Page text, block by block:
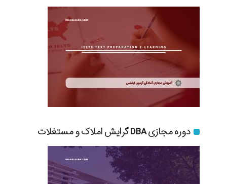
دوره مجازی DBA گرایش املاک و مستغلات